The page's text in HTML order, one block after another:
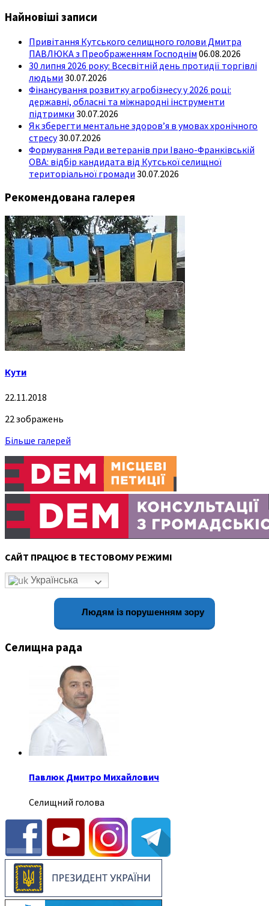
Найновіші записи
Привітання Кутського селищного голови Дмитра
ПАВЛЮКА з Преображенням Господнім 06.08.2026
30 липня 2026 року: Всесвітній день протидії торгівлі
людьми 30.07.2026
Фінансування розвитку агробізнесу у 2026 році:
державні, обласні та міжнародні інструменти
підтримки 30.07.2026
Як зберегти ментальне здоров’я в умовах хронічного
стресу30.07.2026
Формування Ради ветеранів при Івано-Франківській
ОВА: відбір кандидата від Кутської селищної
територіальної громади 30.07.2026
Рекомендована галерея
Кути
22.11.2018
22 зображень
Більше галерей
САЙТ ПРАЦЮЄ В ТЕСТОВОМУ РЕЖИМІ
Українська
Людям із порушенням зору
Селищна рада
Павлюк Дмитро Михайлович
Селищний голова